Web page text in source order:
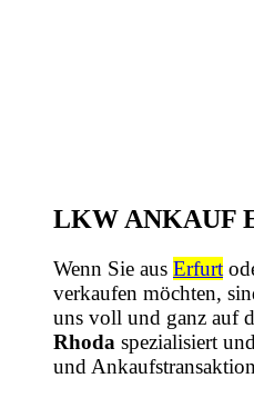
LKW ANKAUF
Wenn Sie aus Erfurt
verkaufen möchten,
uns voll und ganz auf
Rhoda spezialisiert
und